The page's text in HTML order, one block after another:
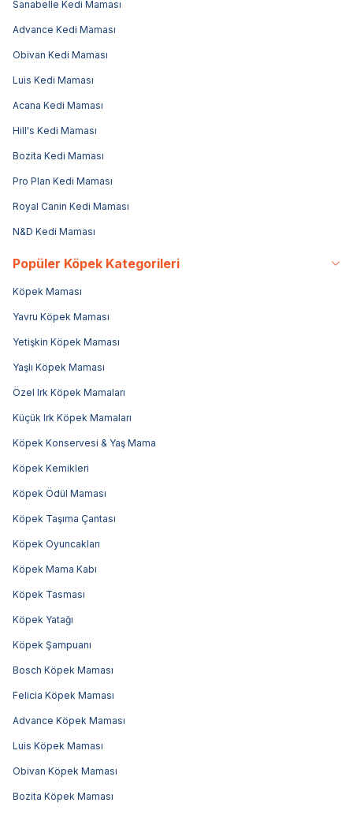
Sanabelle Kedi Maması
Advance Kedi Maması
Obivan Kedi Maması
Luis Kedi Maması
Acana Kedi Maması
Hill's Kedi Maması
Bozita Kedi Maması
Pro Plan Kedi Maması
Royal Canin Kedi Maması
N&D Kedi Maması
Popüler Köpek Kategorileri
Köpek Maması
Yavru Köpek Maması
Yetişkin Köpek Maması
Yaşlı Köpek Maması
Özel Irk Köpek Mamaları
Küçük Irk Köpek Mamaları
Köpek Konservesi & Yaş Mama
Köpek Kemikleri
Köpek Ödül Maması
Köpek Taşıma Çantası
Köpek Oyuncakları
Köpek Mama Kabı
Köpek Tasması
Köpek Yatağı
Köpek Şampuanı
Bosch Köpek Maması
Felicia Köpek Maması
Advance Köpek Maması
Luis Köpek Maması
Obivan Köpek Maması
Bozita Köpek Maması